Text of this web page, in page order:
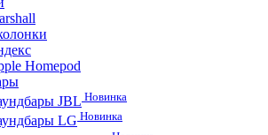
Homepod
JBL Новинка
LG Новинка